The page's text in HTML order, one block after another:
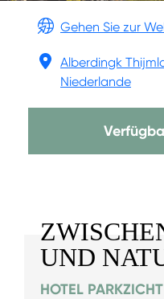
Gehen Sie zur
Alberdingk
Niederlande
UND
HOTEL PARKZICHT